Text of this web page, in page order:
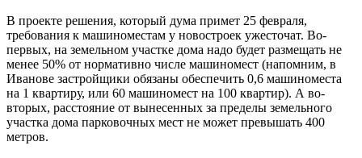
В проекте решения, который дума примет 25 февраля,
требования к машиноместам у новостроек ужесточат. Во-
первых, на земельном участке дома надо будет размещать не
менее 50% от нормативно числе машиномест (напомним, в
Иванове застройщики обязаны обеспечить 0,6 машиноместа
на 1 квартиру, или 60 машиномест на 100 квартир). А во-
вторых, расстояние от вынесенных за пределы земельного
участка дома парковочных мест не может превышать 400
метров.